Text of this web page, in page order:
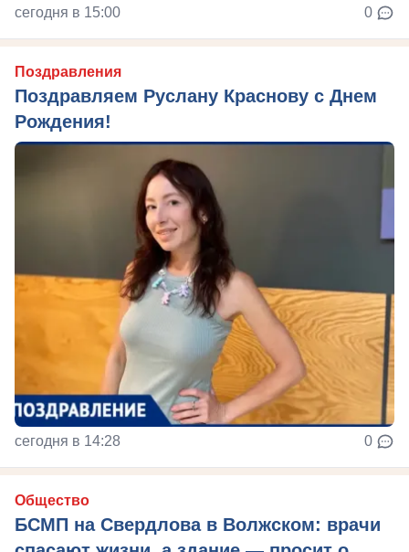
сегодня в 15:00 0
Поздравления
Поздравляем Руслану Краснову с Днем
Рождения!
сегодня в 14:28 0
Общество
БСМП на Свердлова в Волжском: врачи